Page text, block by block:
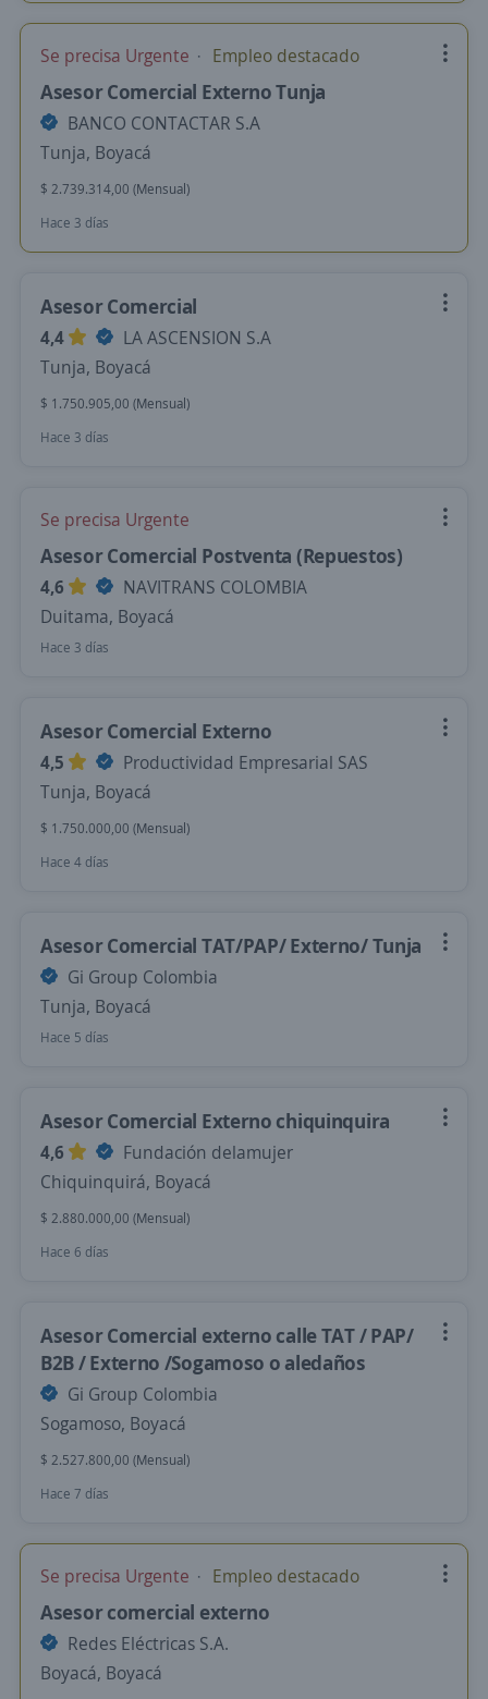
Se precisa Urgente Empleo destacado
Asesor Comercial Externo Tunja
BANCO CONTACTAR S.A
Tunja, Boyacá
$ 2.739.314,00 (Mensual)
Hace 3 días
Asesor Comercial
4,4
LA ASCENSION S.A
Tunja, Boyacá
$ 1.750.905,00 (Mensual)
Hace 3 días
Se precisa Urgente
Asesor Comercial Postventa (Repuestos)
4,6
NAVITRANS COLOMBIA
Duitama, Boyacá
Hace 3 días
Asesor Comercial Externo
4,5
Productividad Empresarial SAS
Tunja, Boyacá
$ 1.750.000,00 (Mensual)
Hace 4 días
Asesor Comercial TAT/PAP/ Externo/ Tunja
Gi Group Colombia
Tunja, Boyacá
Hace 5 días
Asesor Comercial Externo chiquinquira
4,6
Fundación delamujer
Chiquinquirá, Boyacá
$ 2.880.000,00 (Mensual)
Hace 6 días
Asesor Comercial externo calle TAT / PAP/
B2B / Externo /Sogamoso o aledaños
Gi Group Colombia
Sogamoso, Boyacá
$ 2.527.800,00 (Mensual)
Hace 7 días
Se precisa Urgente Empleo destacado
Asesor comercial externo
Redes Eléctricas S.A.
Boyacá, Boyacá